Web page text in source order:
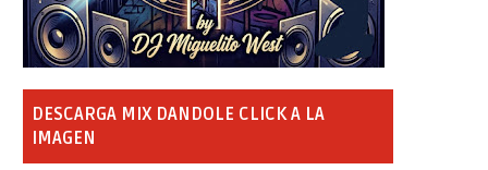
DESCARGA MIX DANDOLE CLICK A LA
IMAGEN